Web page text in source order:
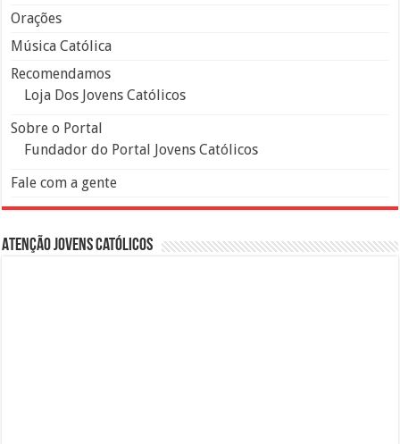
Orações
Música Católica
Recomendamos
Loja Dos Jovens Católicos
Sobre o Portal
Fundador do Portal Jovens Católicos
Fale com a gente
Atenção Jovens Católicos